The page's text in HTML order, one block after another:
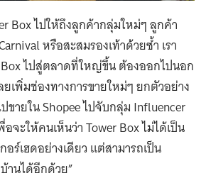
Box ไปให้ถึงลูกค้ากลุ่มใหม่ๆ ลูกค้า
หรือสะสมรองเท้าด้วยซ้ำ เรา
ไปสู่ตลาดที่ใหญ่ขึ้น ต้องออกไปนอก
ยเพิ่มช่องทางการขายใหม่ๆ ยกตัวอย่าง
ขายใน Shopee ไปจับกลุ่ม Influencer
จะให้คนเห็นว่า Tower Box ไม่ได้เป็น
ร์เฮดอย่างเดียว แต่สามารถเป็น
านได้อีกด้วย”